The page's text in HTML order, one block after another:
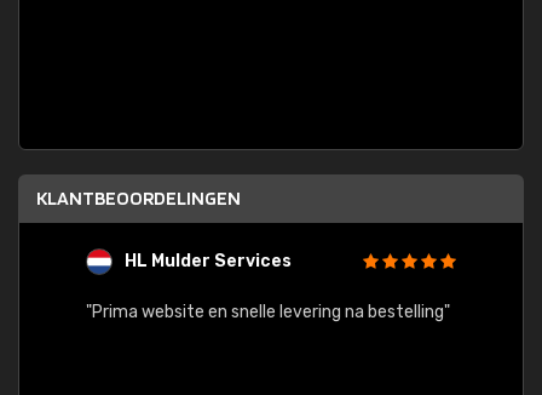
KLANTBEOORDELINGEN
HL Mulder Services
"Prima website en snelle levering na bestelling"